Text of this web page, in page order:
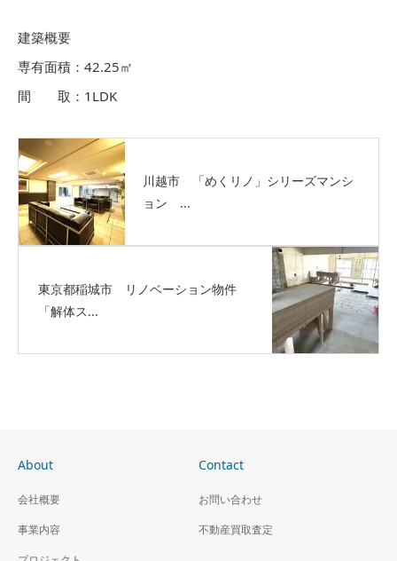
建築概要
専有面積：42.25㎡
間 取：1LDK
川越市 「めくリノ」シリーズマンシ
ョン ...
東京都稲城市 リノベーション物件
「解体ス...
About
会社概要
事業内容
Contact
お問い合わせ
不動産買取査定